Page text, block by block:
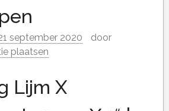
september 2020
door
plaatsen
Lijm X